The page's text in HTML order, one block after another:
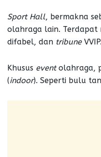
Sport Hall, bermakna
olahraga lain.
difabel, dan tribuneVVIP.
Khusus eventolahraga,
(indoor). Seperti bulu